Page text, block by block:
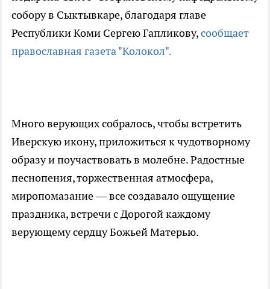
собору в Сыктывкаре, благодаря главе
Республики Коми Сергею Гапликову,сообщает
православная газета "Колокол".
Много верующих собралось, чтобы встретить
Иверскую икону, приложиться к чудотворному
образу и поучаствовать в молебне. Радостные
песнопения, торжественная атмосфера,
миропомазание — все создавало ощущение
праздника, встречи с Дорогой каждому
верующему сердцу Божьей Матерью.